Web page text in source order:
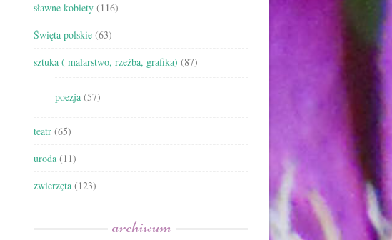
sławne kobiety (116)
Święta polskie (63)
sztuka ( malarstwo, rzeźba, grafika) (87)
poezja (57)
teatr (65)
uroda (11)
zwierzęta (123)
archiwum